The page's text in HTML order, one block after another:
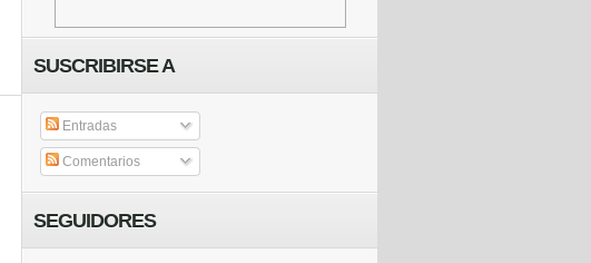
SUSCRIBIRSE A
Entradas
Comentarios
SEGUIDORES